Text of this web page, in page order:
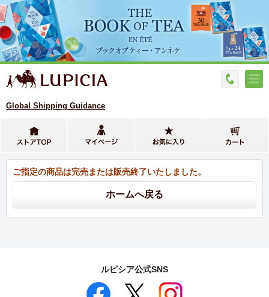
Global Shipping Guidance
ご指定の商品は完売または販売終了いたしました。
ルピシア公式SNS